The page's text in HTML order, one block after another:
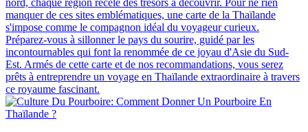
manquer de ces sites emblématiques, une carte de la Thaïlande
s'impose comme le compagnon idéal du voyageur curieux.
Préparez-vous à sillonner le pays du sourire, guidé par les
incontournables qui font la renommée de ce joyau d'Asie du Sud-
Est. Armés de cette carte et de nos recommandations, vous serez
prêts à entreprendre un voyage en Thaïlande extraordinaire à travers
ce royaume fascinant.